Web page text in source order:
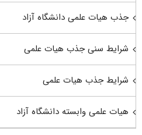
جذب هیات علمی دانشگاه آزاد
شرایط سنی جذب هیات علمی
شرایط جذب هیات علمی
هیات علمی وابسته دانشگاه آزاد